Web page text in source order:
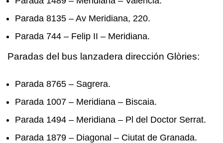
Parada 8135 – Av Meridiana, 220.
Parada 744 – Felip II – Meridiana.
Paradas del bus lanzadera dirección Glòries:
Parada 8765 – Sagrera.
Parada 1007 – Meridiana – Biscaia.
Parada 1494 – Meridiana – Pl del Doctor Serrat.
Parada 1879 – Diagonal – Ciutat de Granada.